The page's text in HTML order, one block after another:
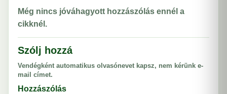
Még nincs jóváhagyott hozzászólás ennél a
cikknél.
Szólj hozzá
Vendégként automatikus olvasónevet kapsz, nem kérünk e-
mail címet.
Hozzászólás